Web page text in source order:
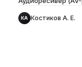
КА Костиков А. Е.